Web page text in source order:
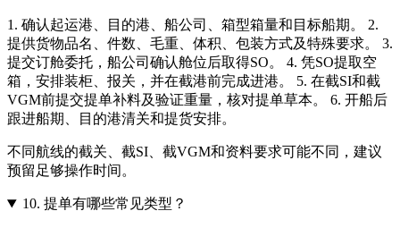
1. 确认起运港、目的港、船公司、箱型箱量和目标船期。 2.
提供货物品名、件数、毛重、体积、包装方式及特殊要求。 3.
提交订舱委托，船公司确认舱位后取得SO。 4. 凭SO提取空
箱，安排装柜、报关，并在截港前完成进港。 5. 在截SI和截
VGM前提交提单补料及验证重量，核对提单草本。 6. 开船后
跟进船期、目的港清关和提货安排。
不同航线的截关、截SI、截VGM和资料要求可能不同，建议
预留足够操作时间。
10. 提单有哪些常见类型？